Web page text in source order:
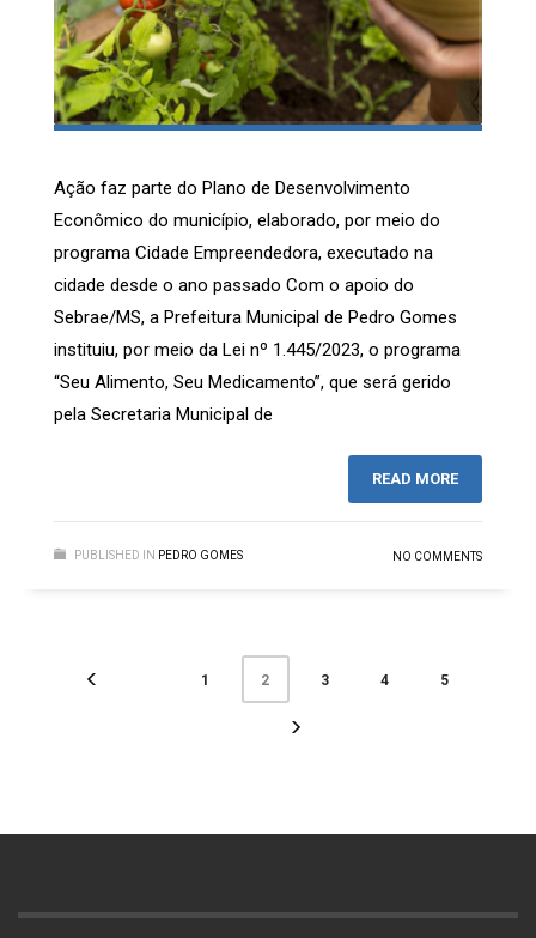
Ação faz parte do Plano de Desenvolvimento
Econômico do município, elaborado, por meio do
programa Cidade Empreendedora, executado na
cidade desde o ano passado Com o apoio do
Sebrae/MS, a Prefeitura Municipal de Pedro Gomes
instituiu, por meio da Lei nº 1.445/2023, o programa
“Seu Alimento, Seu Medicamento”, que será gerido
pela Secretaria Municipal de
READ MORE
PUBLISHED IN PEDRO GOMES NO COMMENTS
1 2 3 4 5